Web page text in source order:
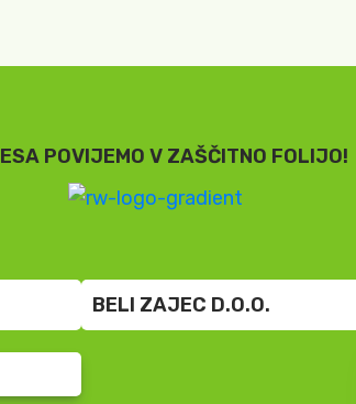
POVIJEMO V ZAŠČITNO FOLIJO!
BELI ZAJEC D.O.O.